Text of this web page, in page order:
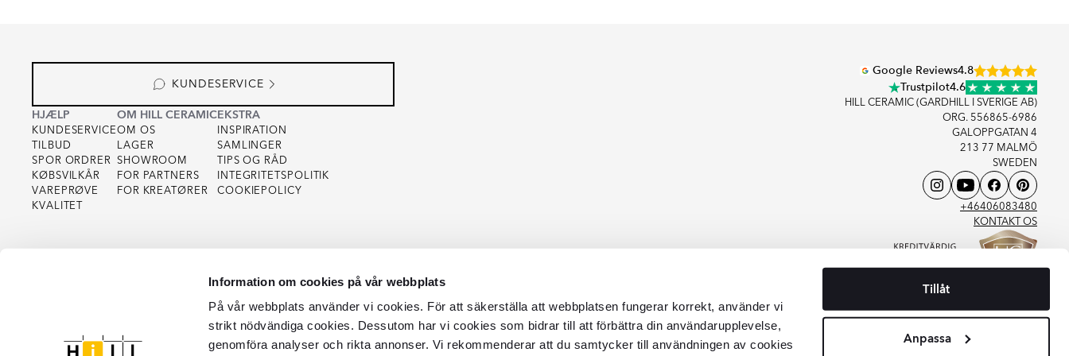
Information om cookies på vår webbplats
På vår webbplats använder vi cookies. För att säkerställa att webbplatsen fungerar korrekt, använder vi
strikt nödvändiga cookies. Dessutom har vi cookies som bidrar till att förbättra din användarupplevelse,
genomföra analyser och rikta annonser. Vi rekommenderar att du samtycker till användningen av cookies
Tillåt
Anpassa
KUNDESERVICE
HJÆLP
KUNDESERVICE
TILBUD
SPOR ORDRER
KØBSVILKÅR
VAREPRØVE
KVALITET
OM HILL CERAMIC
OM OS
LAGER
SHOWROOM
FOR PARTNERS
FOR KREATØRER
EKSTRA
INSPIRATION
SAMLINGER
TIPS OG RÅD
INTEGRITETSPOLITIK
COOKIEPOLICY
Google Reviews4.8
Trustpilot4.6
HILL CERAMIC (GARDHILL I SVERIGE AB)
ORG. 556865-6986
GALOPPGATAN 4
213 77 MALMÖ
SWEDEN
+46406083480
KONTAKT OS